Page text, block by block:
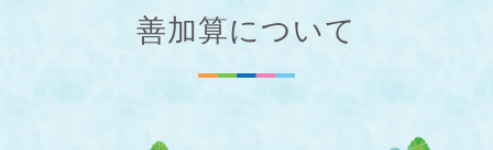
善加算について